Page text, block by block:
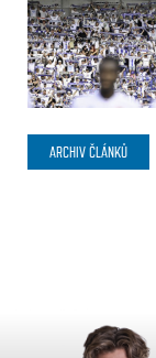
ARCHIV ČLÁNKŮ